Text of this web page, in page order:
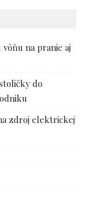
na pranie aj
do
zdroj elektrickej